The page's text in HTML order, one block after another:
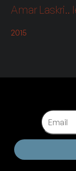
Amar Laskri..
2015
Email